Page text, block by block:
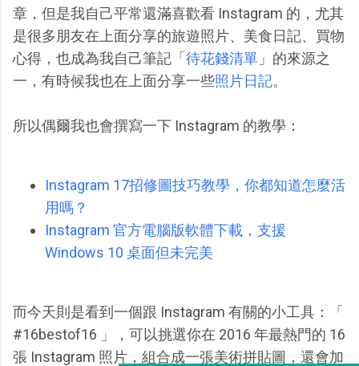
章，但是我自己平常還滿喜歡看 Instagram 的，尤其
是很多朋友在上面分享的旅遊照片、美食日記、買物
心得，也成為我自己筆記「待花錢清單 」的來源之
一，有時候我也在上面分享一些照片日記。
所以偶爾我也會撰寫一下 Instagram 的教學：
Instagram 17招修圖技巧教學，你都知道怎麼活
用嗎？
Instagram 官方電腦版軟體下載，支援
Windows 10 桌面但未完美
而今天則是看到一個跟 Instagram 有關的小工具：「
#16bestof16 」，可以挑選你在 2016 年最熱門的 16
張 Instagram 照片，組合成一張美術拼貼圖，還會加